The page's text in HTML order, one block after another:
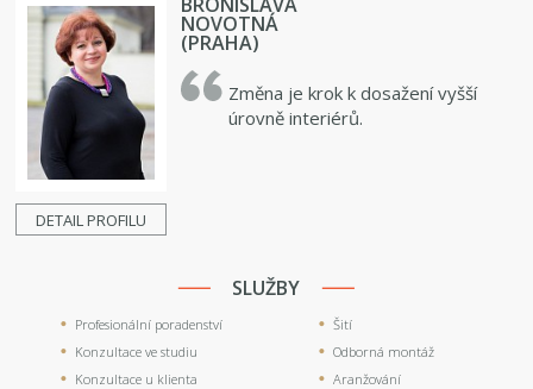
DETAIL PROFILU
NOVOTNÁ
(PRAHA)
Změna je krok k dosažení vyšší
úrovně interiérů.
SLUŽBY
Profesionální poradenství
Konzultace ve studiu
Konzultace u klienta
Šití
Odborná montáž
Aranžování